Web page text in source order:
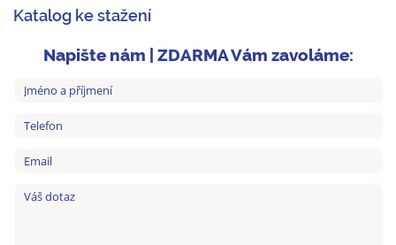
Katalog ke stažení
Napište nám | ZDARMA Vám zavoláme: